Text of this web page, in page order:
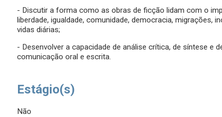
- Discutir a forma como as obras de ficção lidam com o
liberdade, igualdade, comunidade, democracia, migrações,
vidas diárias;
- Desenvolver a capacidade de análise crítica, de síntese e
comunicação oral e escrita.
Estágio(s)
Não